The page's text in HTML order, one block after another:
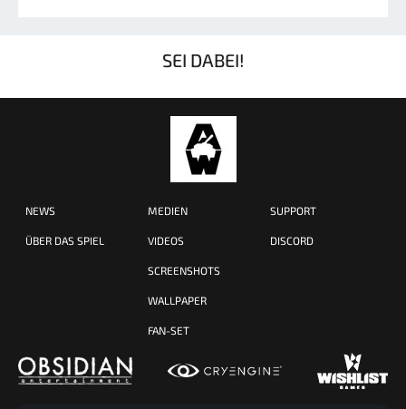
SEI DABEI!
NEWS
ÜBER DAS SPIEL
MEDIEN
VIDEOS
SCREENSHOTS
WALLPAPER
FAN-SET
SUPPORT
DISCORD